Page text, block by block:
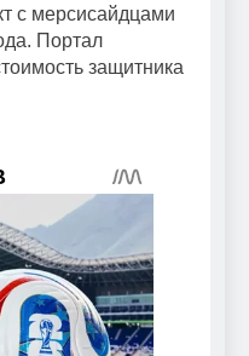
с мерсисайдцами
Портал
защитника